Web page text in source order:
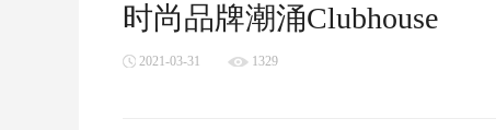
时尚品牌潮涌Clubhouse
2021-03-31 1329